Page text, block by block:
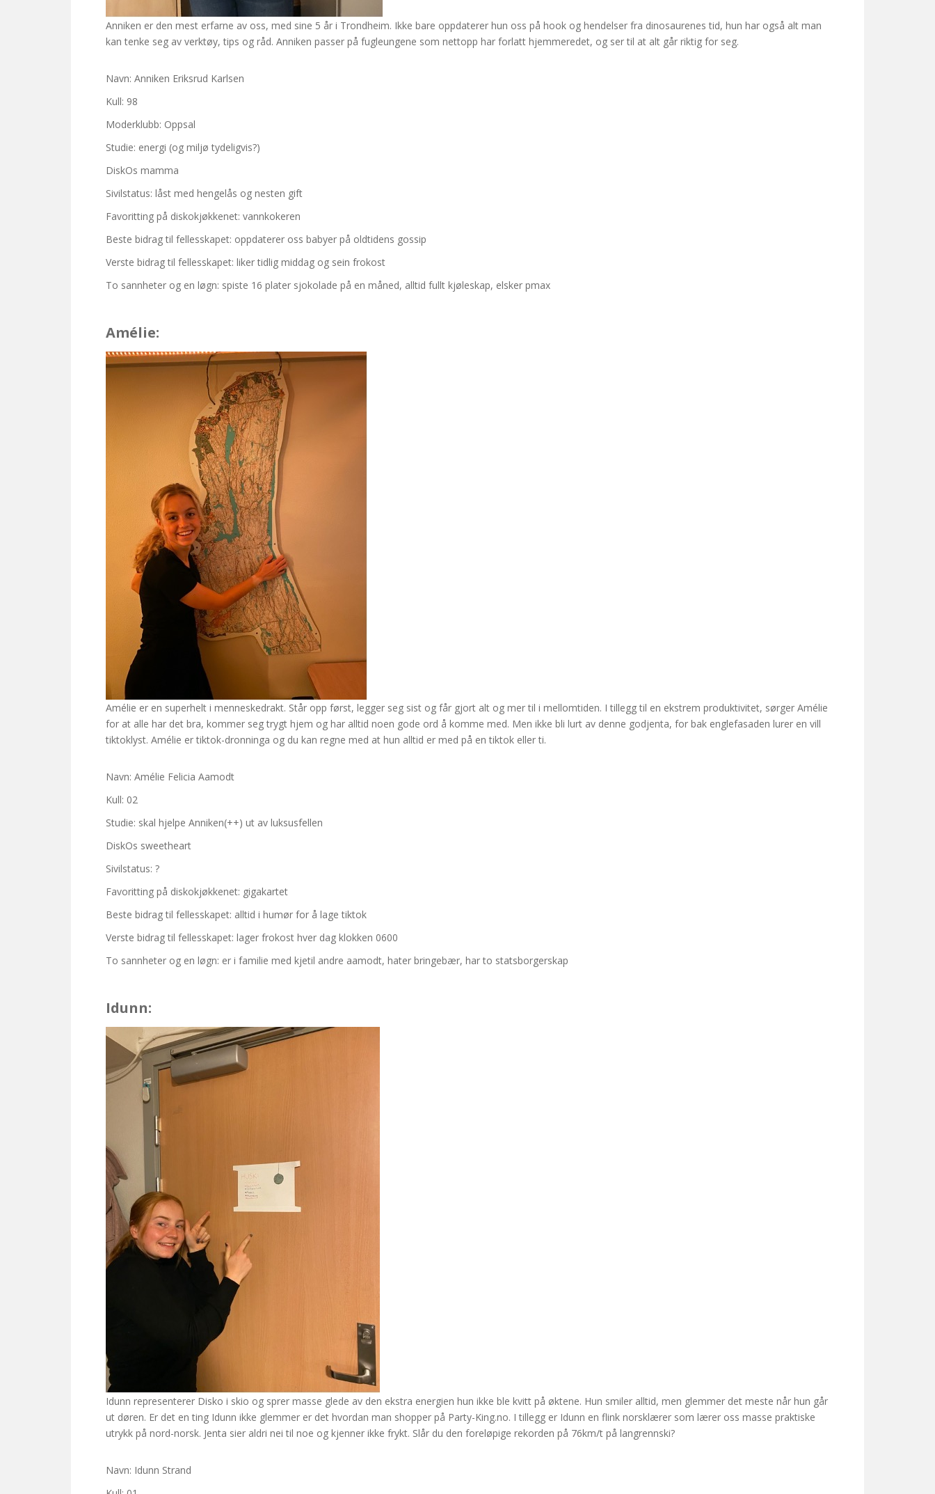
Anniken er den mest erfarne av oss, med sine 5 år i Trondheim. Ikke bare oppdaterer hun oss på hook og hendelser fra dinosaurenes tid, hun har også alt man
kan tenke seg av verktøy, tips og råd. Anniken passer på fugleungene som nettopp har forlatt hjemmeredet, og ser til at alt går riktig for seg.
Navn: Anniken Eriksrud Karlsen
Kull: 98
Moderklubb: Oppsal
Studie: energi (og miljø tydeligvis?)
DiskOs mamma
Sivilstatus: låst med hengelås og nesten gift
Favoritting på diskokjøkkenet: vannkokeren
Beste bidrag til fellesskapet: oppdaterer oss babyer på oldtidens gossip
Verste bidrag til fellesskapet: liker tidlig middag og sein frokost
To sannheter og en løgn: spiste 16 plater sjokolade på en måned, alltid fullt kjøleskap, elsker pmax
Amélie:
Amélie er en superhelt i menneskedrakt. Står opp først, legger seg sist og får gjort alt og mer til i mellomtiden. I tillegg til en ekstrem produktivitet, sørger Amélie
for at alle har det bra, kommer seg trygt hjem og har alltid noen gode ord å komme med. Men ikke bli lurt av denne godjenta, for bak englefasaden lurer en vill
tiktoklyst. Amélie er tiktok-dronninga og du kan regne med at hun alltid er med på en tiktok eller ti.
Navn: Amélie Felicia Aamodt
Kull: 02
Studie: skal hjelpe Anniken(++) ut av luksusfellen
DiskOs sweetheart
Sivilstatus: ?
Favoritting på diskokjøkkenet: gigakartet
Beste bidrag til fellesskapet: alltid i humør for å lage tiktok
Verste bidrag til fellesskapet: lager frokost hver dag klokken 0600
To sannheter og en løgn: er i familie med kjetil andre aamodt, hater bringebær, har to statsborgerskap
Idunn:
Idunn representerer Disko i skio og sprer masse glede av den ekstra energien hun ikke ble kvitt på øktene. Hun smiler alltid, men glemmer det meste når hun går
ut døren. Er det en ting Idunn ikke glemmer er det hvordan man shopper på Party-King.no. I tillegg er Idunn en flink norsklærer som lærer oss masse praktiske
utrykk på nord-norsk. Jenta sier aldri nei til noe og kjenner ikke frykt. Slår du den foreløpige rekorden på 76km/t på langrennski?
Navn: Idunn Strand